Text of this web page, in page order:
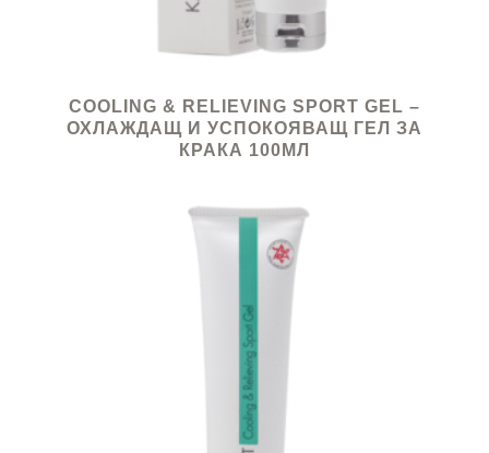
COOLING & RELIEVING SPORT GEL –
ОХЛАЖДАЩ И УСПОКОЯВАЩ ГЕЛ ЗА
КРАКА 100МЛ